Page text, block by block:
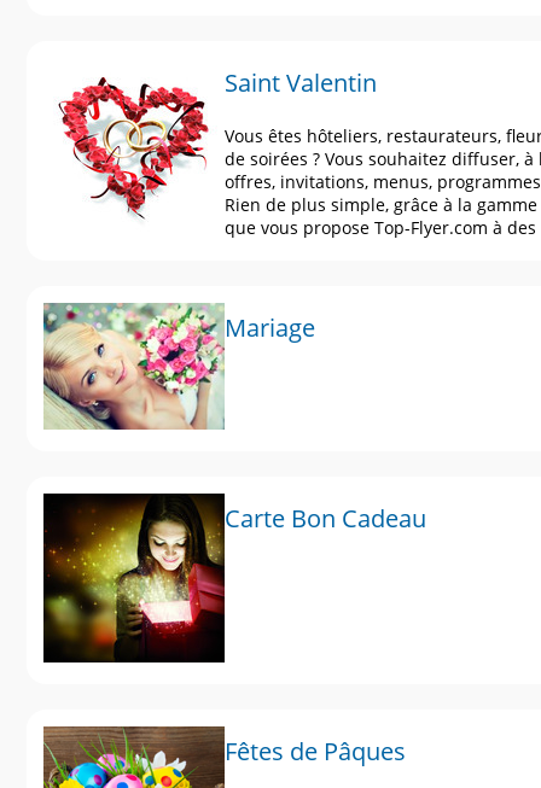
Saint Valentin
Vous êtes hôteliers, restaurateurs,
de soirées ? Vous souhaitez diffuser,
offres, invitations, menus,
Rien de plus simple, grâce à la
que vous propose Top-Flyer.com à
Mariage
Carte Bon Cadeau
Fêtes de Pâques